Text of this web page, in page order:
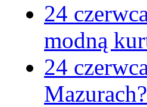
24
modną
24